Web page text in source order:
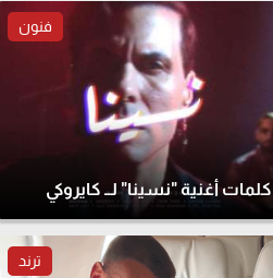
فنون
كلمات أغنية "نسينا" لــ كايروكي
ترند